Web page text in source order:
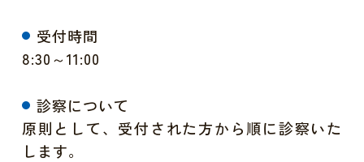
受付時間
8:30～11:00
診察について
原則として、受付された方から順に診察いた
します。